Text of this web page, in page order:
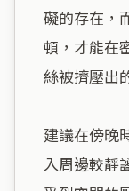
礙的存在，
頓，才能在
絲被擠壓出
建議在傍晚
入周邊較靜